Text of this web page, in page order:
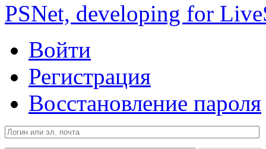
PSNet, developing for
Войти
Регистрация
Восстановление пароля